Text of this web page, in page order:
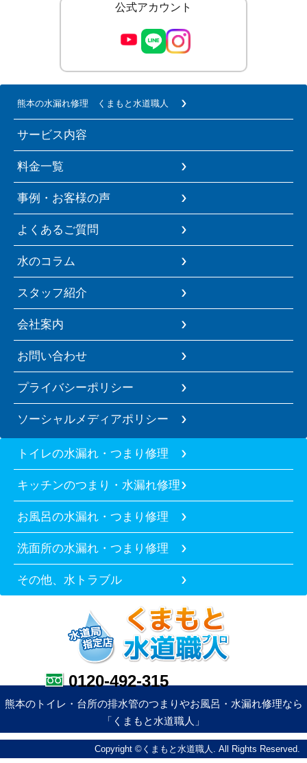
公式アカウント
熊本の水漏れ修理 くまもと水道職人
サービス内容
料金一覧
事例・お客様の声
よくあるご質問
水のコラム
スタッフ紹介
会社案内
お問い合わせ
プライバシーポリシー
ソーシャルメディアポリシー
トイレの水漏れ・つまり修理
キッチンのつまり・水漏れ修理
お風呂の水漏れ・つまり修理
洗面所の水漏れ・つまり修理
その他、水トラブル
0120-492-315
熊本のトイレ・台所の排水管のつまりやお風呂・水漏れ修理なら
「くまもと水道職人」
Copyright ©くまもと水道職人. All Rights Reserved.